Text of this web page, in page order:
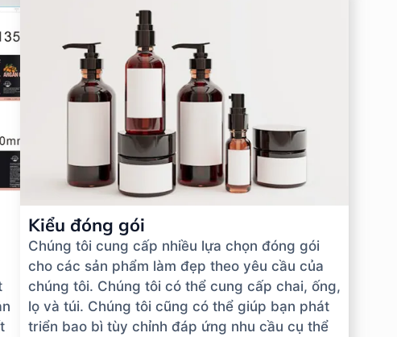
Kiểu đóng gói
Chúng tôi cung cấp nhiều lựa chọn đóng gói
cho các sản phẩm làm đẹp theo yêu cầu của
chúng tôi. Chúng tôi có thể cung cấp chai, ống,
lọ và túi. Chúng tôi cũng có thể giúp bạn phát
triển bao bì tùy chỉnh đáp ứng nhu cầu cụ thể